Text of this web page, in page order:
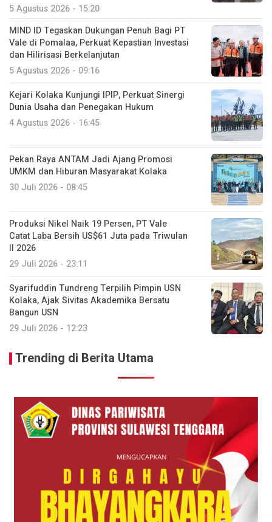
5 Agustus 2026 - 15:20
MIND ID Tegaskan Dukungan Penuh Bagi PT
Vale di Pomalaa, Perkuat Kepastian Investasi
dan Hilirisasi Berkelanjutan
5 Agustus 2026 - 09:16
Kejari Kolaka Kunjungi IPIP, Perkuat Sinergi
Dunia Usaha dan Penegakan Hukum
4 Agustus 2026 - 16:45
Pekan Raya ANTAM Jadi Ajang Promosi
UMKM dan Hiburan Masyarakat Kolaka
30 Juli 2026 - 08:45
Produksi Nikel Naik 19 Persen, PT Vale
Catat Laba Bersih US$61 Juta pada Triwulan
II 2026
29 Juli 2026 - 23:11
Syarifuddin Tundreng Terpilih Pimpin USN
Kolaka, Ajak Sivitas Akademika Bersatu
Bangun USN
29 Juli 2026 - 12:23
Trending di Berita Utama